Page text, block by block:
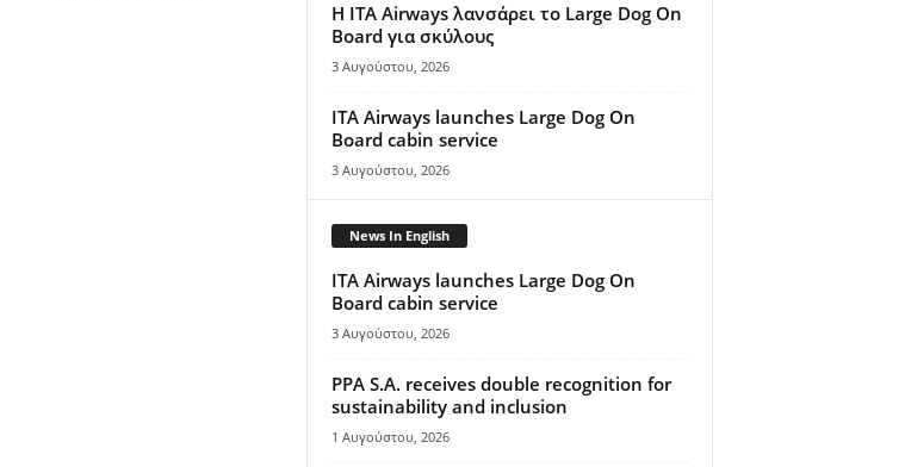
Η ITA Airways λανσάρει το Large Dog On
Board για σκύλους
3 Αυγούστου, 2026
ITA Airways launches Large Dog On
Board cabin service
3 Αυγούστου, 2026
News In English
ITA Airways launches Large Dog On
Board cabin service
3 Αυγούστου, 2026
PPA S.A. receives double recognition for
sustainability and inclusion
1 Αυγούστου, 2026